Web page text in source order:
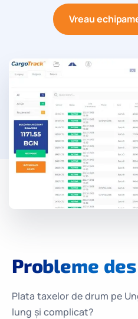
Vreau
Probleme
Plata taxelor de drum pe
lung și complicat?